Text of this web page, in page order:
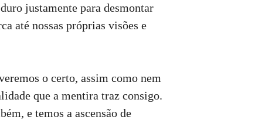
justamente para desmontar
até nossas próprias visões e
o certo, assim como nem
que a mentira traz consigo.
e temos a ascensão de